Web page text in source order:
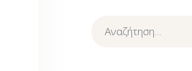
Αναζήτηση
για: